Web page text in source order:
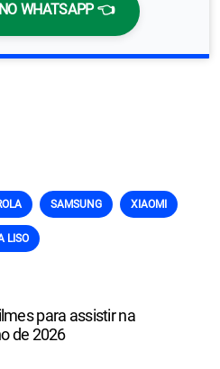
WHATSAPP 👈
SAMSUNG XIAOMI
LISO
para assistir na
de 2026